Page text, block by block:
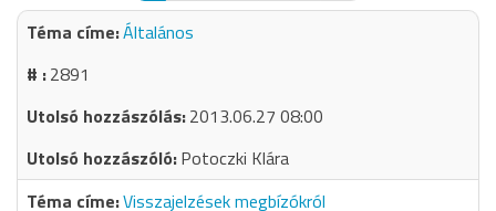
Általános
2891
2013.06.27 08:00
Potoczki Klára
Visszajelzések megbízókról